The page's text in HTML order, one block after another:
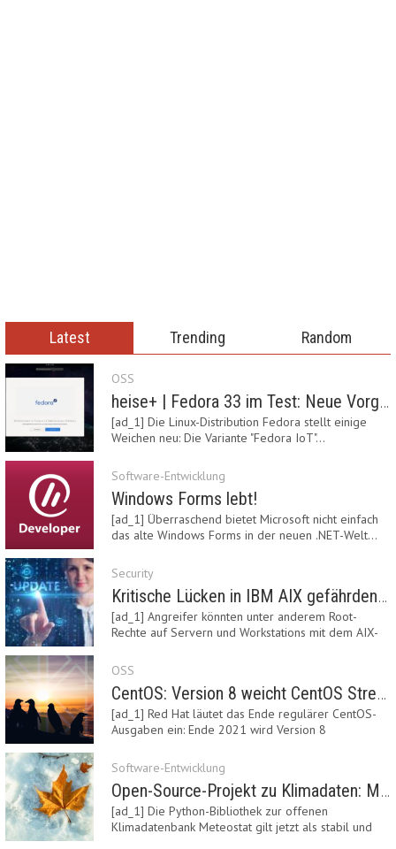
Latest Trending Random
OSS
heise+ | Fedora 33 im Test: Neue Vorgaben mit Btrfs, Systemd-Resolved und zRAM
[ad_1] Die Linux-Distribution Fedora stellt einige
Weichen neu: Die Variante "Fedora IoT"…
Software-Entwicklung
Windows Forms lebt!
[ad_1] Überraschend bietet Microsoft nicht einfach
das alte Windows Forms in der neuen .NET-Welt…
Security
Kritische Lücken in IBM AIX gefährden Server
[ad_1] Angreifer könnten unter anderem Root-
Rechte auf Servern und Workstations mit dem AIX-
OSS
CentOS: Version 8 weicht CentOS Stream
[ad_1] Red Hat läutet das Ende regulärer CentOS-
Ausgaben ein: Ende 2021 wird Version 8
Software-Entwicklung
Open-Source-Projekt zu Klimadaten: Meteostat Python Library 1.0 erschienen
[ad_1] Die Python-Bibliothek zur offenen
Klimadatenbank Meteostat gilt jetzt als stabil und